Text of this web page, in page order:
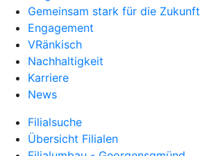
Gemeinsam stark für die Zukunft
Engagement
VRänkisch
Nachhaltigkeit
Karriere
News
Filialsuche
Übersicht Filialen